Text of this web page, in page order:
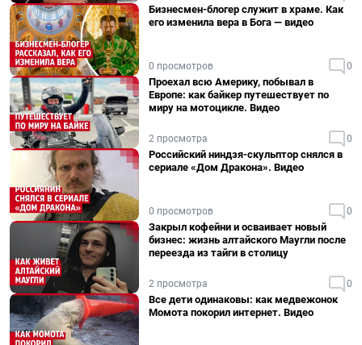
Бизнесмен-блогер служит в храме. Как
его изменила вера в Бога — видео
0 просмотров 0
Проехал всю Америку, побывал в
Европе: как байкер путешествует по
миру на мотоцикле. Видео
2 просмотра 0
Российский ниндзя-скульптор снялся в
сериале «Дом Дракона». Видео
0 просмотров 0
Закрыл кофейни и осваивает новый
бизнес: жизнь алтайского Маугли после
переезда из тайги в столицу
2 просмотра 0
Все дети одинаковы: как медвежонок
Момота покорил интернет. Видео